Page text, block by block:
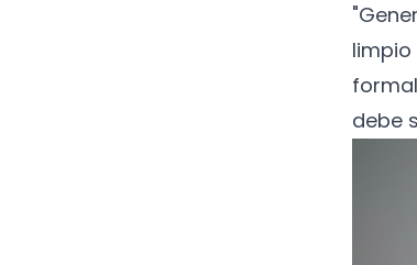
debe